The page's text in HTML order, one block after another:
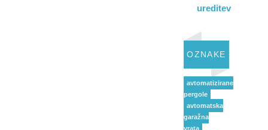
ureditev
OZNAKE
avtomatizirane
pergole
avtomatska
garažna
vrata